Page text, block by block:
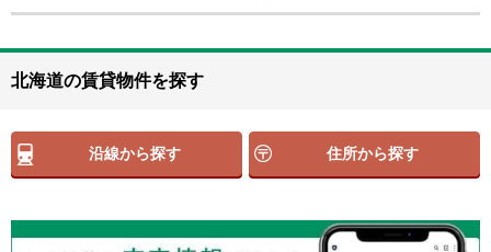
北海道の賃貸物件を探す
沿線から探す 住所から探す